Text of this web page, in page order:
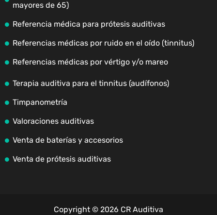
mayores de 65)
Referencia médica para prótesis auditivas
Referencias médicas por ruido en el oído (tinnitus)
Referencias médicas por vértigo y/o mareo
Terapia auditiva para el tinnitus (audífonos)
Timpanometría
Valoraciones auditivas
Venta de baterías y accesorios
Venta de prótesis auditivas
Copyright © 2026 CR Auditiva